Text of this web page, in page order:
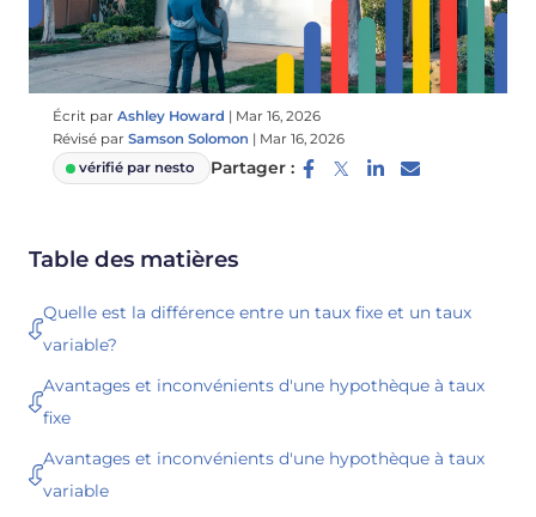
Écrit par Ashley Howard | Mar 16, 2026
Révisé par Samson Solomon | Mar 16, 2026
vérifié par nesto
Partager :
Table des matières
Quelle est la différence entre un taux fixe et un taux
variable?
Avantages et inconvénients d'une hypothèque à taux
fixe
Avantages et inconvénients d'une hypothèque à taux
variable